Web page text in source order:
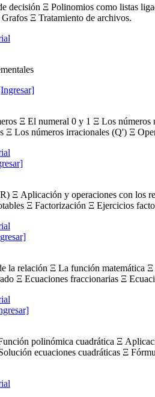
decisión Ξ Polinomios como listas
Ξ Tratamiento de archivos.
Ξ El numeral 0 y 1 Ξ Los
Ξ Los números irracionales (Q') Ξ
Ξ Aplicación y operaciones con los
Ξ Factorización Ξ Ejercicios
la relación Ξ La función matemática
Ξ Ecuaciones fraccionarias Ξ
polinómica cuadrática Ξ
ecuaciones cuadráticas Ξ